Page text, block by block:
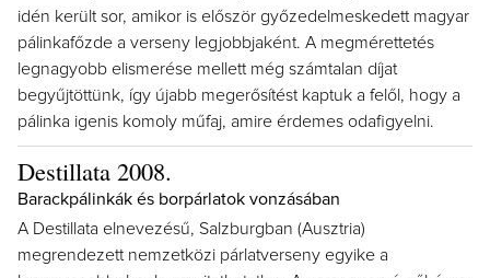
idén került sor, amikor is először győzedelmeskedett magyar
pálinkafőzde a verseny legjobbjaként. A megmérettetés
legnagyobb elismerése mellett még számtalan díjat
begyűjtöttünk, így újabb megerősítést kaptuk a felől, hogy a
pálinka igenis komoly műfaj, amire érdemes odafigyelni.
Destillata 2008.
Barackpálinkák és borpárlatok vonzásában
A Destillata elnevezésű, Salzburgban (Ausztria)
megrendezett nemzetközi párlatverseny egyike a